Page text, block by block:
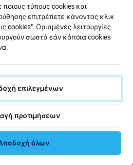
Εγγραφή
τύπους cookies και
επιτρέπετε κάνοντας κλικ
cookies". Ορισμένες λειτουργίες
σωστά εάν κάποια cookies
επιλεγμένων
προτιμήσεων
όλων